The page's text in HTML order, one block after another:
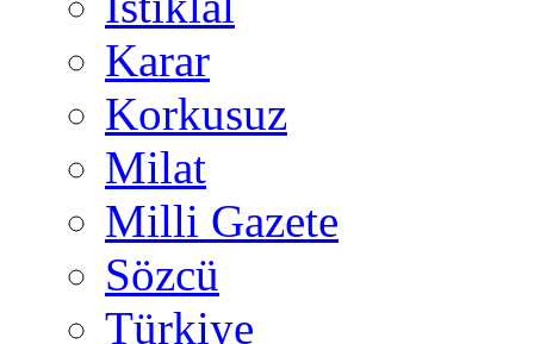
Karar
Korkusuz
Milat
Milli Gazete
Sözcü
Türkiye